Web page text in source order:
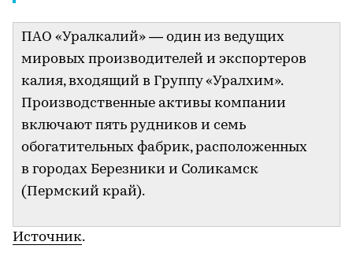
ПАО «Уралкалий» — один из ведущих
мировых производителей и экспортеров
калия, входящий в Группу «Уралхим».
Производственные активы компании
включают пять рудников и семь
обогатительных фабрик, расположенных
в городах Березники и Соликамск
(Пермский край).
Источник.